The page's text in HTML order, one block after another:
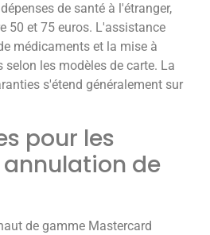
de santé à l'étranger,
50 et 75 euros. L'assistance
médicaments et la mise à
les modèles de carte. La
s'étend généralement sur
pour les
de
de gamme Mastercard